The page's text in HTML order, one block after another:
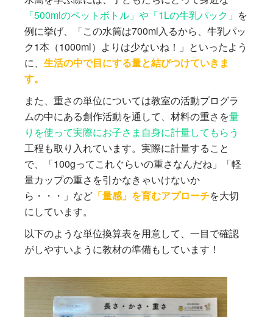
「500mlのペットボトル」や「1Lの牛乳パック」 を
例に挙げ、「この水筒は700ml入るから、牛乳パッ
ク1本（1000ml）よりは少ないね！」といったよう
に、生活の中で目にする量と結びつけていきま
す。
また、重さの単位については教室の活動プログラ
ムの中にある創作活動を通して、材料の重さを量
りを使って実際にお子さま自身に計量してもらう
工程も取り入れています。実際に計量すること
で、「100gってこれぐらいの重さなんだね」「軽
量カップの重さを引かなきゃいけないか
ら・・・」など 「量感」を育むアプローチを大切
にしています。
以下のような単位換算表を用意して、一目で確認
がしやすいように教材の準備もしています！